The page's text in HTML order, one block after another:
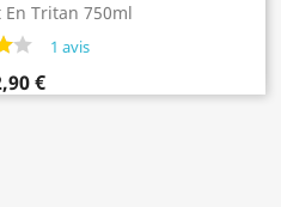
En Tritan 750ml
1 avis
€